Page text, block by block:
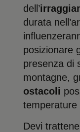
dell’
durata
posizionare
presenza di
montagne,
ostacoli
temperature
Devi